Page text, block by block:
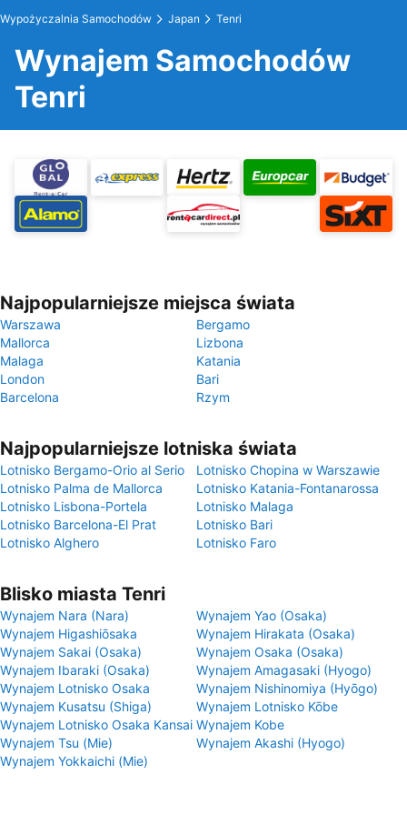
Wypożyczalnia Samochodów Japan Tenri
Wynajem Samochodów
Tenri
Najpopularniejsze miejsca świata
Warszawa
Bergamo
Mallorca
Lizbona
Malaga
Katania
London
Bari
Barcelona
Rzym
Najpopularniejsze lotniska świata
Lotnisko Bergamo-Orio al Serio
Lotnisko Chopina w Warszawie
Lotnisko Palma de Mallorca
Lotnisko Katania-Fontanarossa
Lotnisko Lisbona-Portela
Lotnisko Malaga
Lotnisko Barcelona-El Prat
Lotnisko Bari
Lotnisko Alghero
Lotnisko Faro
Blisko miasta Tenri
Wynajem Nara (Nara)
Wynajem Yao (Osaka)
Wynajem Higashiōsaka
Wynajem Hirakata (Osaka)
Wynajem Sakai (Osaka)
Wynajem Osaka (Osaka)
Wynajem Ibaraki (Osaka)
Wynajem Amagasaki (Hyogo)
Wynajem Lotnisko Osaka
Wynajem Nishinomiya (Hyōgo)
Wynajem Kusatsu (Shiga)
Wynajem Lotnisko Kōbe
Wynajem Lotnisko Osaka Kansai Wynajem Kobe
Wynajem Tsu (Mie)
Wynajem Akashi (Hyogo)
Wynajem Yokkaichi (Mie)